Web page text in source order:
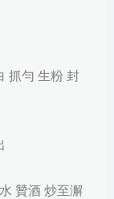
抓勻 生粉 封
贊酒 炒至澥